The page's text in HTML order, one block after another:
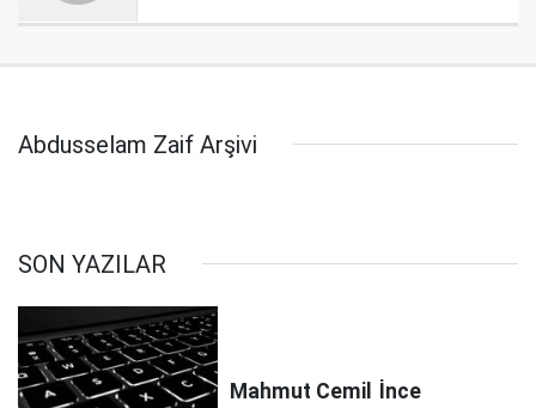
Abdusselam Zaif Arşivi
SON YAZILAR
Mahmut Cemil İnce